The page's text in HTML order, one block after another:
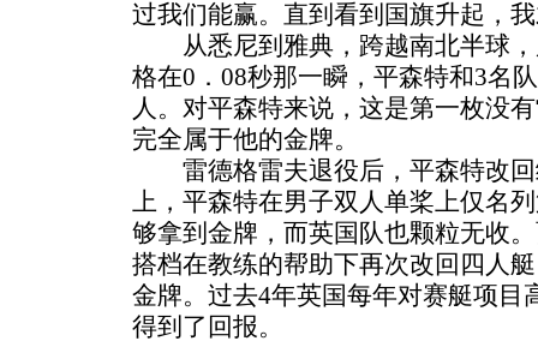
过我们能赢。直到看到国旗升起，
从悉尼到雅典，跨越南北半球，
格在0．08秒那一瞬，平森特和3名
人。对平森特来说，这是第一枚没
完全属于他的金牌。
雷德格雷夫退役后，平森特改回
上，平森特在男子双人单桨上仅名
够拿到金牌，而英国队也颗粒无收
搭档在教练的帮助下再次改回四人
金牌。过去4年英国每年对赛艇项目
得到了回报。